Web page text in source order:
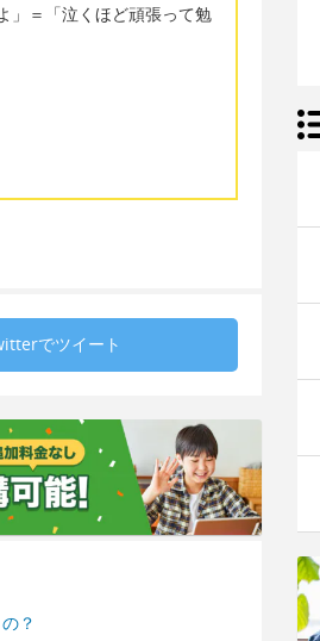
」＝「泣くほど頑張って勉
でツイート
？